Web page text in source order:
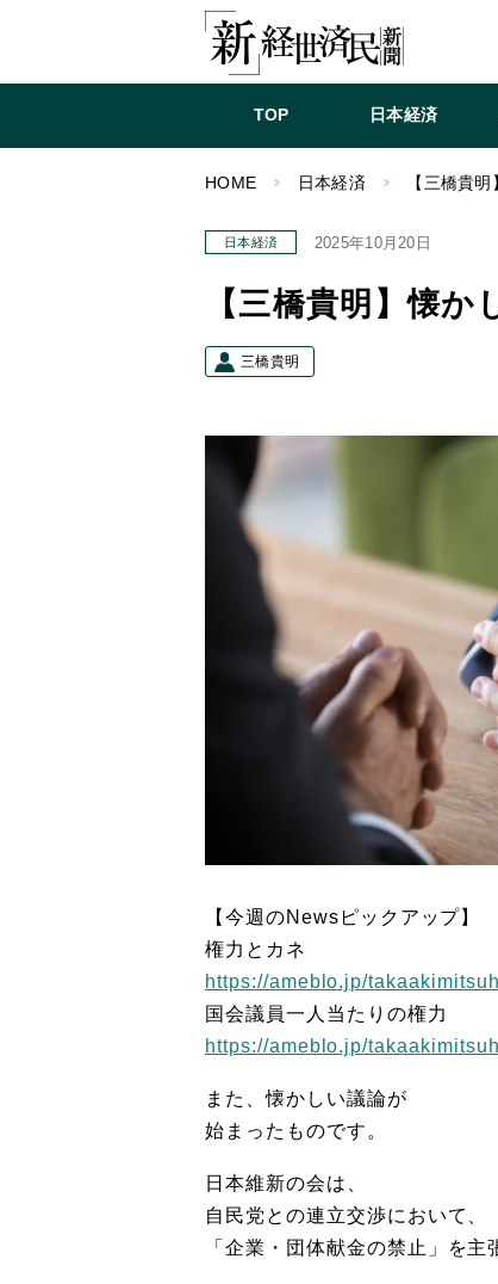
TOP 日本経済
HOME 日本経済 【三橋貴
日本経済 2025年10月20日
【三橋貴明】懐か
三橋貴明
【今週のNewsピックアップ】
権力とカネ
https://ameblo.jp/
国会議員一人当たりの権力
https://ameblo.jp/
また、懐かしい議論が
始まったものです。
日本維新の会は、
自民党との連立交渉において、
「企業・団体献金の禁止」を主